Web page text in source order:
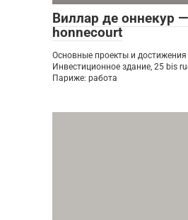
Виллар де оннекур
honnecourt
Основные проекты и достижения
Инвестиционное здание, 25 bis
Париже: работа